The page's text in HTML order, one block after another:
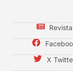
Revista
X